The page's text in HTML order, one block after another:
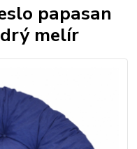
papasan
melír